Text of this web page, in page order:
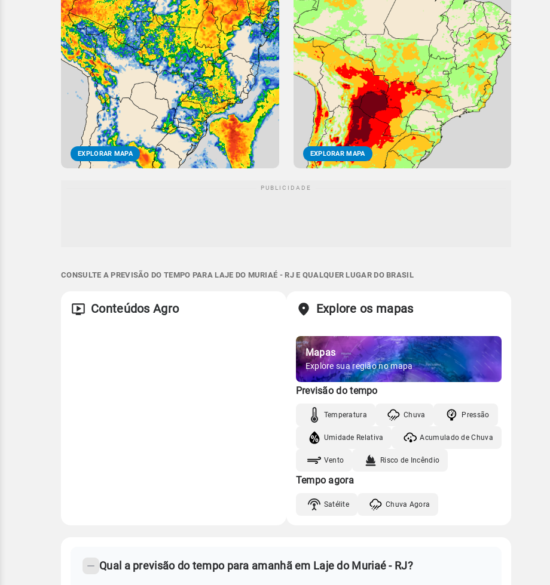
EXPLORAR MAPA EXPLORAR MAPA
CONSULTE A PREVISÃO DO TEMPO PARA LAJE DO MURIAÉ - RJ E QUALQUER LUGAR DO BRASIL
Conteúdos Agro Explore os mapas
Mapas
Explore sua região no mapa
Previsão do tempo
Temperatura Chuva Pressão
Umidade Relativa Acumulado de Chuva
Vento Risco de Incêndio
Tempo agora
Satélite Chuva Agora
Qual a previsão do tempo para amanhã em Laje do Muriaé - RJ?